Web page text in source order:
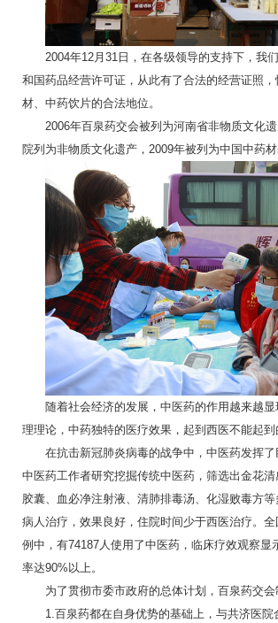
2004年12月31日，在各级领导的支持下，我
和国药品经营许可证，从此有了合法的经营证照
材、中药饮片的合法地位。
2006年百泉药交会被列为河南省非物质文化
院列为非物质文化遗产，2009年被列为中国中药材
随着社会经济的发展，中医药的作用越来越
理理论，中药独特的医疗效果，起到西医不能起到
在抗击新冠肺炎病毒的战争中，中医药发挥
中医药工作者研究挖掘传统中医药，筛选出金花
胶囊、血必净注射液、清肺排毒汤、化湿败毒方
病人治疗，效果良好，住院时间少于西医治疗。
例中，有74187人使用了中医药，临床疗效观察显
率达90%以上。
为了贯彻市委市政府的总体计划，百泉药交会
1.百泉药都在自身优势的基础上，与共济医院